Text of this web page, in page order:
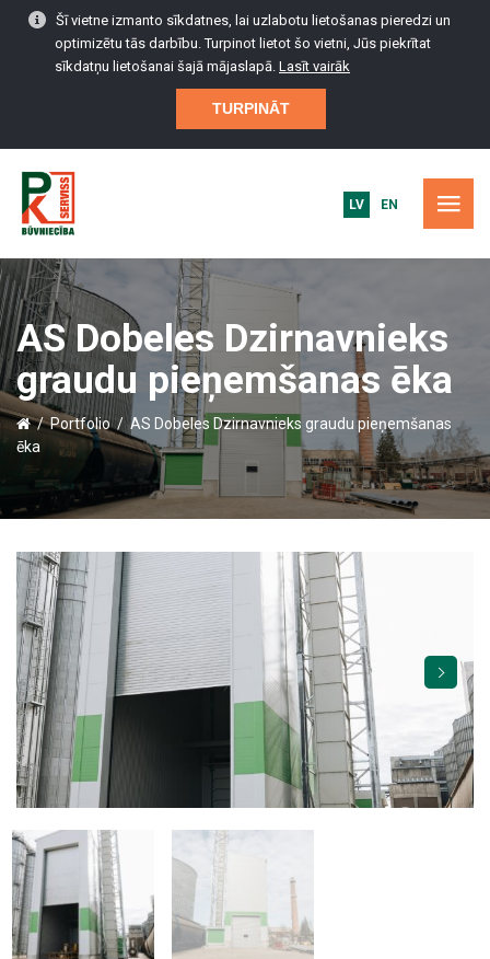
Šī vietne izmanto sīkdatnes, lai uzlabotu lietošanas pieredzi un
optimizētu tās darbību. Turpinot lietot šo vietni, Jūs piekrītat
sīkdatņu lietošanai šajā mājaslapā. Lasīt vairāk
TURPINĀT
PORTFOLIO
BŪVNIECĪBAS PAKALPOJUMI
APKOPE UN SERVISS
KARJERA
PIETEIKTIES
VAKANCES
KONTAKTI
LV EN
AS Dobeles Dzirnavnieks
graudu pieņemšanas ēka
/Portfolio/ AS Dobeles Dzirnavnieks graudu pieņemšanas
ēka